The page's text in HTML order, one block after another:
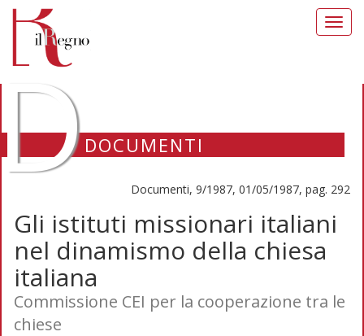
DOCUMENTI
Documenti, 9/1987, 01/05/1987, pag. 292
Gli istituti missionari italiani
nel dinamismo della chiesa
italiana
Commissione CEI per la cooperazione tra le
chiese